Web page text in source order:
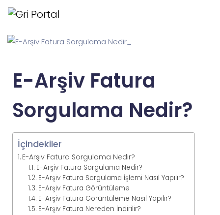
E-Arşiv Fatura
Sorgulama Nedir?
İçindekiler
E-Arşiv Fatura Sorgulama Nedir?
E-Arşiv Fatura Sorgulama Nedir?
E-Arşiv Fatura Sorgulama İşlemi Nasıl Yapılır?
E-Arşiv Fatura Görüntüleme
E-Arşiv Fatura Görüntüleme Nasıl Yapılır?
E-Arşiv Fatura Nereden İndirilir?